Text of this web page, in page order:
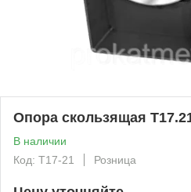
Опора скользящая
В наличии
Код: T17-21
Розница